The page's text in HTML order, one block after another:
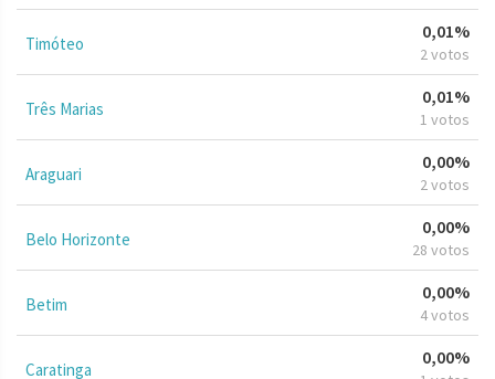
Timóteo
0,01%
2 votos
Três Marias
0,01%
1 votos
Araguari
0,00%
2 votos
Belo Horizonte
0,00%
28 votos
Betim
0,00%
4 votos
Caratinga
0,00%